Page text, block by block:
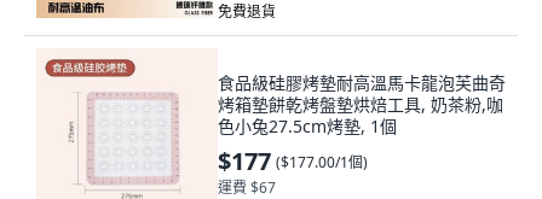
免費退貨
食品級硅膠烤墊耐高溫馬卡龍泡芙曲奇
烤箱墊餅乾烤盤墊烘焙工具, 奶茶粉,咖
色小兔27.5cm烤墊, 1個
$177 ($177.00/1個)
運費 $67